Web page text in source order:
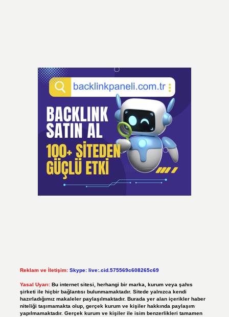
Reklam ve İletişim: Skype: live:.cid.575569c608265c69
Yasal Uyarı: Bu internet sitesi, herhangi bir marka, kurum veya şahıs
şirketi ile hiçbir bağlantısı bulunmamaktadır. Sitede yalnızca kendi
hazırladığımız makaleler paylaşılmaktadır. Burada yer alan içerikler haber
niteliği taşımamakta olup, gerçek kurum ve kişiler hakkında paylaşım
yapılmamaktadır. Gerçek kurum ve kişiler ile isim benzerlikleri tamamen